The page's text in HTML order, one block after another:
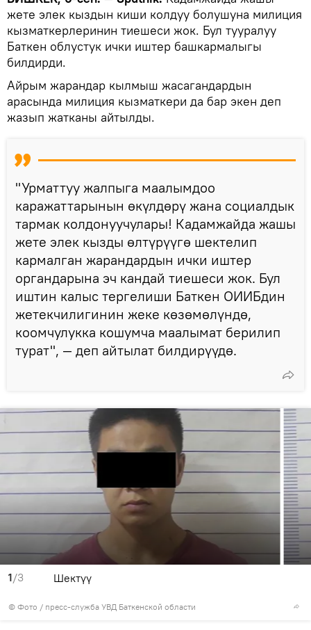
жете элек кыздын киши колдуу болушуна милиция
кызматкерлеринин тиешеси жок. Бул тууралуу
Баткен облустук ички иштер башкармалыгы
билдирди.
Айрым жарандар кылмыш жасагандардын
арасында милиция кызматкери да бар экен деп
жазып жатканы айтылды.
"Урматтуу жалпыга маалымдоо
каражаттарынын өкүлдөрү жана социалдык
тармак колдонуучулары! Кадамжайда жашы
жете элек кызды өлтүрүүгө шектелип
кармалган жарандардын ички иштер
органдарына эч кандай тиешеси жок. Бул
иштин калыс тергелиши Баткен ОИИБдин
жетекчилигинин жеке көзөмөлүндө,
коомчулукка кошумча маалымат берилип
турат", — деп айтылат билдирүүдө.
1/3
© Фото / пресс-служба УВД Баткенской области
Шектүү